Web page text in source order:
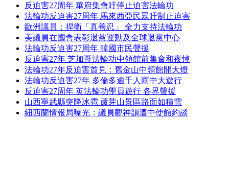
反迫害27周年 華府集會吁停止迫害法輪功
法輪功反迫害27周年 馬來西亞民眾吁制止迫害
歐洲議員：捍衛「真善忍」 全力支持法輪功
美議員在國會表彰退黨運動及全球退黨中心
法輪功反迫害27周年 韓國市民聲援
反迫害27年 芝加哥法輪功中領館前集會和夜悼
法輪功27年反迫害首見：舊金山中領館開大燈
法輪功反迫害27年 多倫多逾千人雨中大遊行
反迫害27周年 英法輪功學員遊行 各界聲援
山西寧武縣突降冰雹 蘆芽山景區路面如積雪
紐西蘭情報局曝光：議員觀神韻遭中使館約談